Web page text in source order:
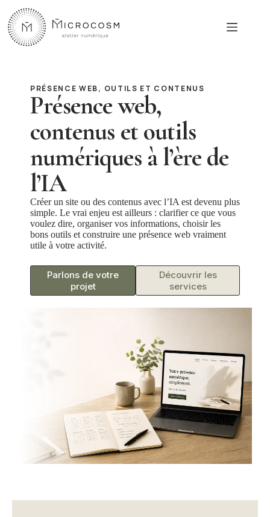
contenu
PRÉSENCE WEB, OUTILS ET CONTENUS
Présence web,
contenus et outils
numériques à l’ère de
l’IA
Créer un site ou des contenus avec l’IA est devenu plus
simple. Le vrai enjeu est ailleurs : clarifier ce que vous
voulez dire, organiser vos informations, choisir les
bons outils et construire une présence web vraiment
utile à votre activité.
Parlons de votre
projet
Découvrir les
services